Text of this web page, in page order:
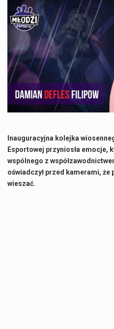
Inauguracyjna kolejka
Esportowej przyniosła emocje,
wspólnego z
oświadczył przed kamerami,
wieszać.